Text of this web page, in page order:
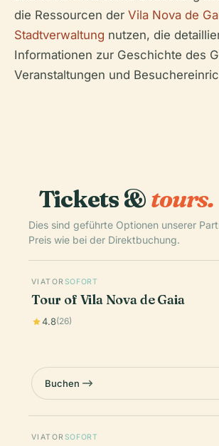
die Ressourcen der Vila Nova de
Stadtverwaltung nutzen, die
Informationen zur Geschichte des
Veranstaltungen und
Tickets &tours.
Dies sind geführte Optionen unserer
Preis wie bei der Direktbuchung.
VIATOR SOFORT
Tour of Vila Nova de Gaia
4.8(26)
Buchen
VIATOR SOFORT